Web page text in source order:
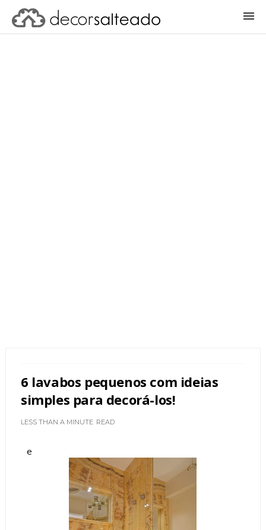
6 lavabos pequenos com ideias
simples para decorá-los!
LESS THAN A MINUTE READ
e